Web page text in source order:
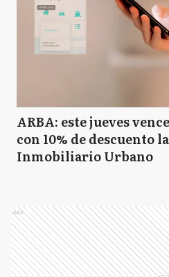
ARBA: este jueves
con 10% de descuento
Inmobiliario Urbano
Ads